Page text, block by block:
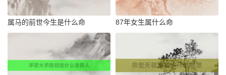
属马的前世今生是什么命 87年女生属什么命